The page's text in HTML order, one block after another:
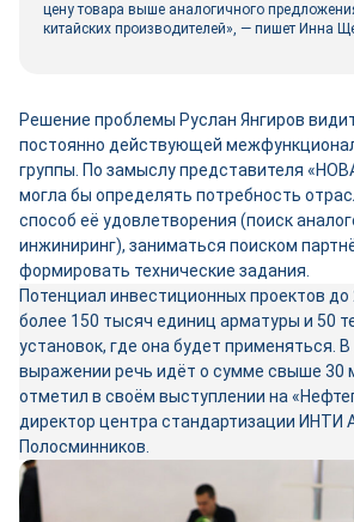
цену товара выше аналогичного
китайских производителей», — пишет Инна
Решение проблемы Руслан Янгиров
постоянно действующей
группы. По замыслу представителя
могла бы определять потребность
способ её удовлетворения (поиск
инжиниринг), заниматься поиском
формировать технические задания.
Потенциал инвестиционных проектов до
более 150 тысяч единиц арматуры и 50
установок, где она будет применяться.
выражении речь идёт о сумме свыше 30
отметил в своём выступлении на
директор центра стандартизации ИНТИ
Полосминников.